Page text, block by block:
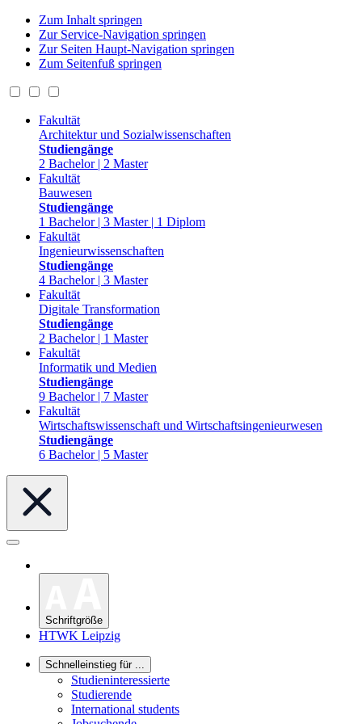
Zum Inhalt springen
Zur Service-Navigation springen
Zur Seiten Haupt-Navigation springen
Zum Seitenfuß springen
Fakultät
Architektur und Sozialwissenschaften
Studiengänge
2 Bachelor | 2 Master
Fakultät
Bauwesen
Studiengänge
1 Bachelor | 3 Master | 1 Diplom
Fakultät
Ingenieurwissenschaften
Studiengänge
4 Bachelor | 3 Master
Fakultät
Digitale Transformation
Studiengänge
2 Bachelor | 1 Master
Fakultät
Informatik und Medien
Studiengänge
9 Bachelor | 7 Master
Fakultät
Wirtschaftswissenschaft und Wirtschaftsingenieurwesen
Studiengänge
6 Bachelor | 5 Master
Schriftgröße
HTWK Leipzig
Schnelleinstieg für ...
Studieninteressierte
Studierende
International students